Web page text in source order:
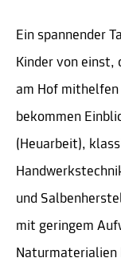
Ein spannender
Kinder von einst,
am Hof mithelfen
bekommen
(Heuarbeit),
und
mit geringem
Naturmaterialien